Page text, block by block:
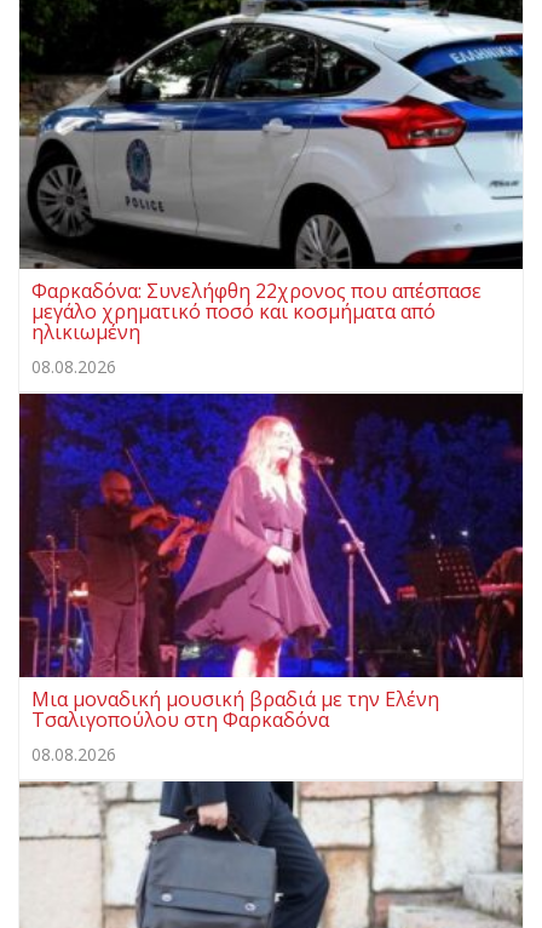
Φαρκαδόνα: Συνελήφθη 22χρονος που απέσπασε
μεγάλο χρηματικό ποσό και κοσμήματα από
ηλικιωμένη
08.08.2026
Μια μοναδική μουσική βραδιά με την Ελένη
Τσαλιγοπούλου στη Φαρκαδόνα
08.08.2026